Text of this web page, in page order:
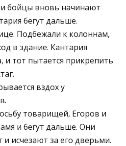
бойцы вновь начинают
бегут дальше.
Подбежали к колоннам,
в здание. Кантария
и тот пытается прикрепить
вздох у
товарищей, Егоров и
и бегут дальше. Они
и исчезают за его дверьми.